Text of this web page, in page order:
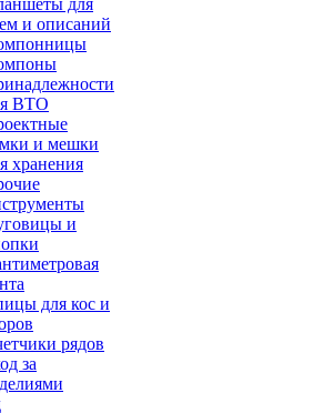
для
и описаний
ВТО
и мешки
хранения
и
для кос и
рядов
за